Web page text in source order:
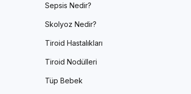
Sepsis Nedir?
Skolyoz Nedir?
Tiroid Hastalıkları
Tiroid Nodülleri
Tüp Bebek